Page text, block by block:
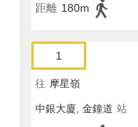
距離 180m
1
往 摩星嶺
中銀大廈, 金鐘道 站